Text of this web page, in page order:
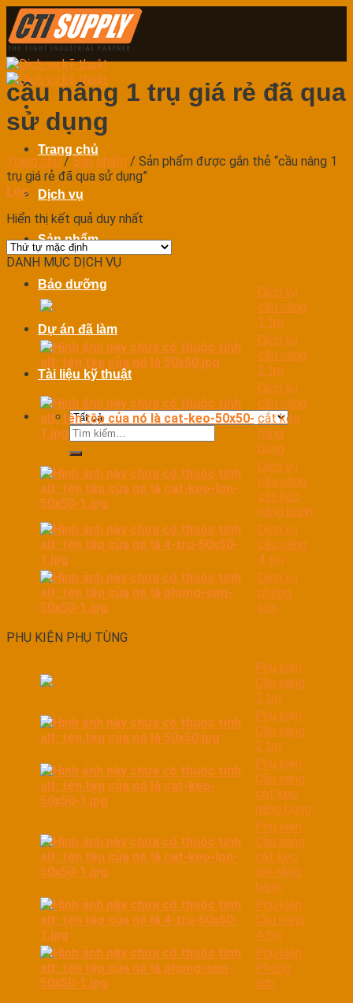
Skip
to
content
Trang chủ
Dịch vụ
Sản phẩm
Bảo dưỡng
Dự án đã làm
Tài liệu kỹ thuật
Tìm
kiếm:
cầu nâng 1 trụ giá rẻ đã qua
sử dụng
Trang chủ / Sản phẩm / Sản phẩm được gắn thẻ “cầu nâng 1
trụ giá rẻ đã qua sử dụng”
Lọc
Hiển thị kết quả duy nhất
DANH MỤC DỊCH VỤ
Dịch vụ
cầu nâng
1 trụ
Dịch vụ
cầu nâng
2 trụ
Dịch vụ
cầu nâng
cắt kéo
nâng
bụng
Dịch vụ
cầu nâng
cắt kéo
nâng bánh
Dịch vụ
cầu nâng
4 trụ
Dịch vụ
phòng
sơn
PHỤ KIỆN PHỤ TÙNG
Phụ kiện
Cầu nâng
1 trụ
Phụ kiện
Cầu nâng
2 trụ
Phụ kiện
Cầu nâng
cắt kéo
nâng bụng
Phụ kiện
Cầu nâng
cắt kéo
lớn nâng
bánh
Phụ kiện
Cầu nâng
4 trụ
Phụ kiện
Phòng
sơn